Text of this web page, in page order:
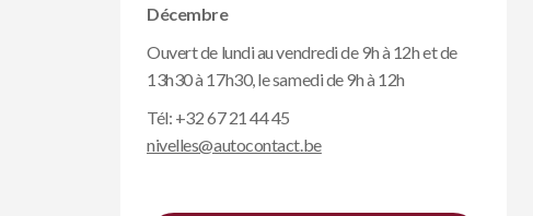
Décembre
Ouvert de lundi au vendredi de 9h à 12h et de
13h30 à 17h30, le samedi de 9h à 12h
Tél: +32 67 21 44 45
nivelles@autocontact.be